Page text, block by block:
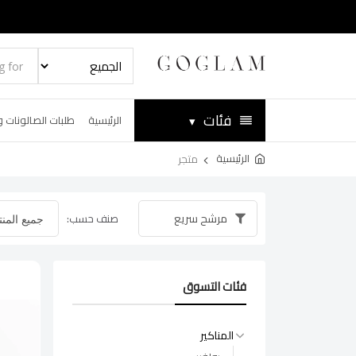
فئات ▾ الرئيسية طلبات الصالونات
الرئيسية متجر
مرشح سريع صنف حسب:
فئات التسوق
المناكير